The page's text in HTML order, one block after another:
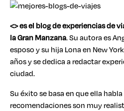
<> es el blog de experiencias de
la Gran Manzana. Su autora es
esposo y su hija Lona en New
años y se dedica a redactar
ciudad.
Su éxito se basa en que ella
recomendaciones son muy